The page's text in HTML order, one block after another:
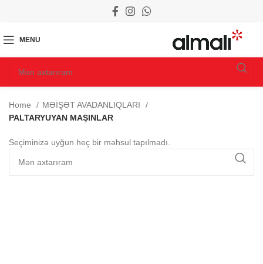
MENU
Home
MƏİŞƏT AVADANLIQLARI
PALTARYUYAN MAŞINLAR
Seçiminizə uyğun heç bir məhsul tapılmadı.